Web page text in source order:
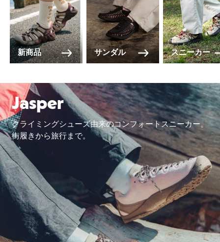
新商品 サンダル スニーカー
Jasper
クライミングシューズ由来のコンフォートスニーカー。
街履きから旅行まで。